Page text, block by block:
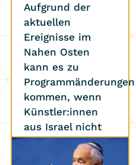
Aufgrund der
aktuellen
Ereignisse im
Nahen Osten
kann es zu
Programmänderungen
kommen, wenn
Künstler:innen
aus Israel nicht
anreisen können.
… mehr